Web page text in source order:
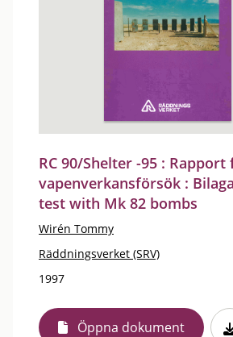
RC 90/Shelter -95 : Rapport
vapenverkansförsök :
test with Mk 82 bombs
Wirén Tommy
Räddningsverket (SRV)
1997
Öppna dokument